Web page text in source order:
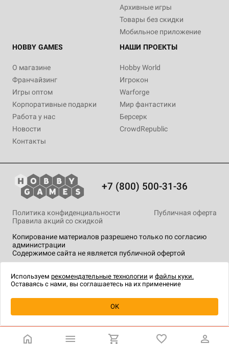
Купить| 1 890 ₽
Архивные игры
Товары без скидки
Мобильное приложение
HOBBY GAMES
О магазине
Франчайзинг
Игры оптом
Корпоративные подарки
Работа у нас
Новости
Контакты
НАШИ ПРОЕКТЫ
Hobby World
Игрокон
Warforge
Мир фантастики
Берсерк
CrowdRepublic
+7 (800) 500-31-36
Копирование материалов разрешено только по согласию
администрации
Содержимое сайта не является публичной офертой
Политика конфиденциальности
Публичная оферта
Правила акций со скидкой
технологии.
Используем рекомендательные технологии и файлы куки.
Оставаясь с нами, вы соглашаетесь на их применение
OK